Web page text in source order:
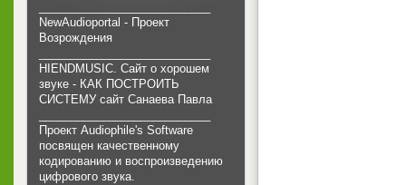
NewAudioportal - Проект
Возрождения
HIENDMUSIC. Сайт о хорошем
звуке - КАК ПОСТРОИТЬ
СИСТЕМУ сайт Санаева Павла
Проект Audiophile's Software
посвящен качественному
кодированию и воспроизведению
цифрового звука.